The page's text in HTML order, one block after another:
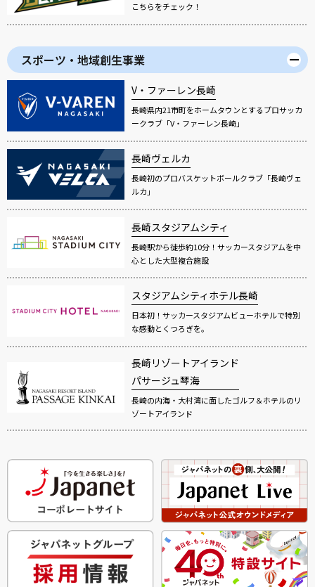
こちらをチェック！
スポーツ・地域創生事業
V・ファーレン長崎
長崎県内21市町をホームタウンとするプロサッカ
ークラブ「V・ファーレン長崎」
長崎ヴェルカ
長崎初のプロバスケットボールクラブ「長崎ヴェ
ルカ」
長崎スタジアムシティ
長崎駅から徒歩約10分！サッカースタジアムを中
心とした大型複合施設
スタジアムシティホテル長崎
日本初！サッカースタジアムビューホテルで特別
な感動とくつろぎを。
長崎リゾートアイランド
パサージュ琴海
長崎の内海・大村湾に面したゴルフ＆ホテルのリ
ゾートアイランド